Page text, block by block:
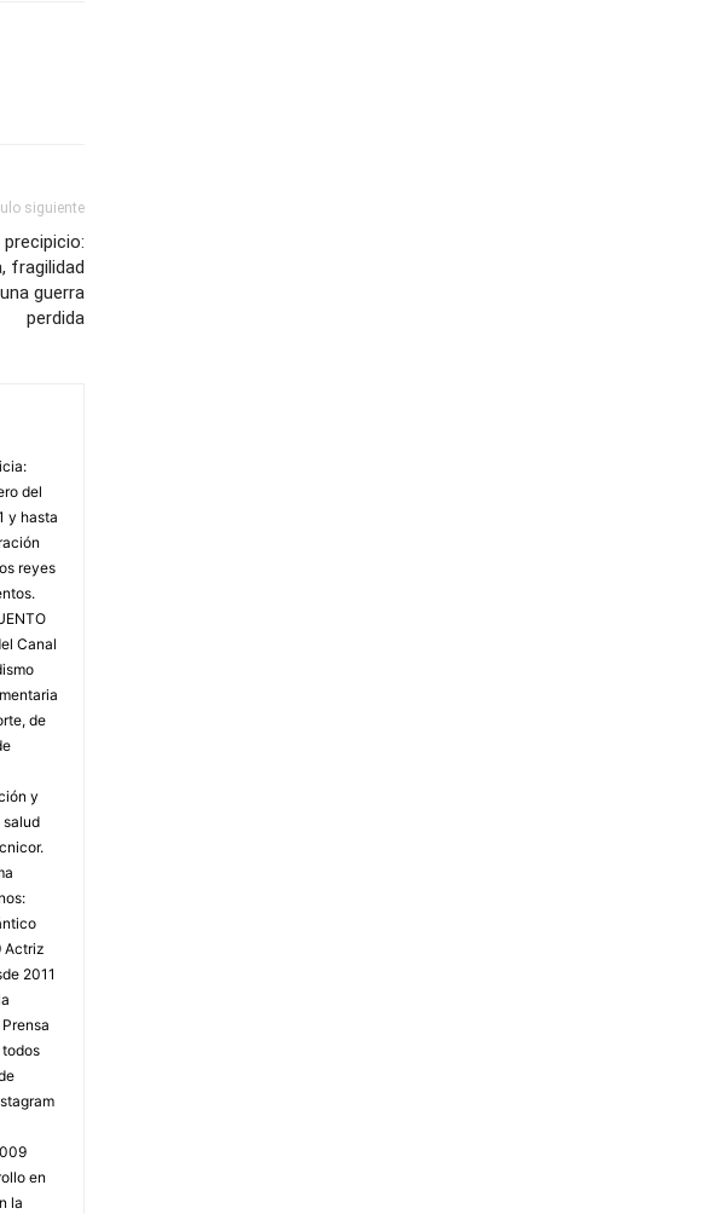
siguiente
fragilidad
guerra
perdida
del
y hasta
reyes
Canal
de
y
salud
Actriz
2011
en
la